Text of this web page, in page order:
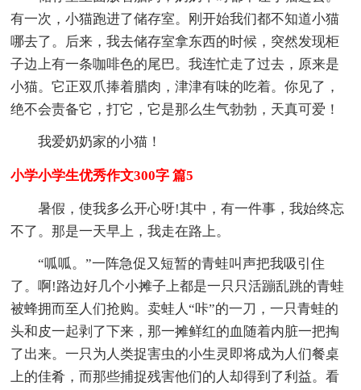
有一次，小猫跑进了储存室。刚开始我们都不知道小猫
哪去了。后来，我去储存室拿东西的时候，突然发现柜
子边上有一条咖啡色的尾巴。我连忙走了过去，原来是
小猫。它正双爪捧着腊肉，津津有味的吃着。你见了，
绝不会责备它，打它，它是那么生气勃勃，天真可爱！
我爱奶奶家的小猫！
小学小学生优秀作文300字 篇5
暑假，使我多么开心呀!其中，有一件事，我始终忘
不了。那是一天早上，我走在路上。
“呱呱。”一阵急促又短暂的青蛙叫声把我吸引住
了。啊!路边好几个小摊子上都是一只只活蹦乱跳的青蛙
被蜂拥而至人们抢购。卖蛙人“咔”的一刀，一只青蛙的
头和皮一起剥了下来，那一摊鲜红的血随着内脏一把掏
了出来。一只为人类捉害虫的小生灵即将成为人们餐桌
上的佳肴，而那些捕捉残害他们的人却得到了利益。看